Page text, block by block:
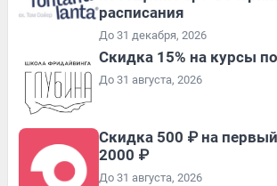
расписания
До 31 декабря, 2026
Скидка 15% на курсы
До 31 августа, 2026
Скидка 500 ₽ на
2000 ₽
До 31 августа, 2026